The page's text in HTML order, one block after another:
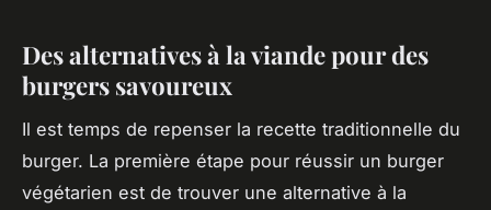
Des alternatives à la viande pour des
burgers savoureux
Il est temps de repenser la recette traditionnelle du
burger. La première étape pour réussir un burger
végétarien est de trouver une alternative à la